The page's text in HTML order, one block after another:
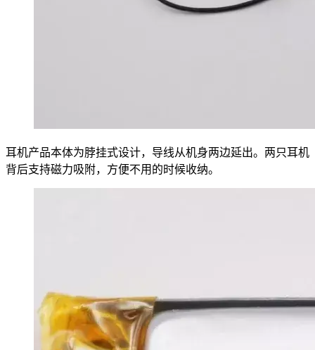
耳机产品本体为脖挂式设计，导线从机身两边延出。两只耳机
背后支持磁力吸附，方便不用的时候收纳。